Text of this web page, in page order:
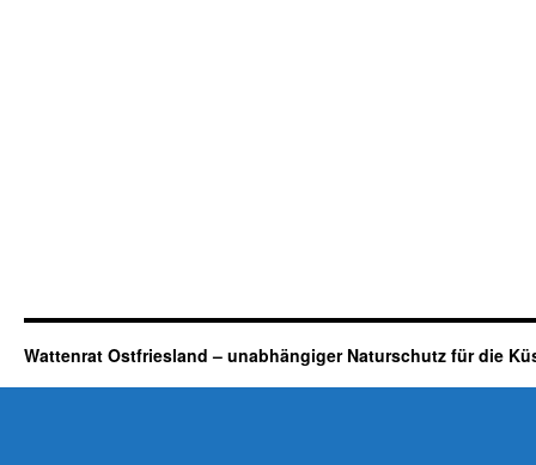
Wattenrat Ostfriesland – unabhängiger Naturschutz für die